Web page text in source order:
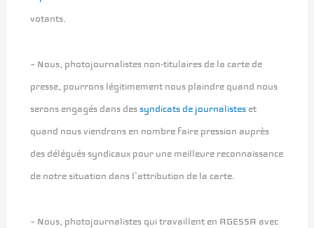
votants.
– Nous, photojournalistes non-titulaires de la carte de
presse, pourrons légitimement nous plaindre quand nous
serons engagés dans dessyndicats de journalistes et
quand nous viendrons en nombre faire pression auprès
des délégués syndicaux pour une meilleure reconnaissance
de notre situation dans l’attribution de la carte.
– Nous, photojournalistes qui travaillent en AGESSA avec